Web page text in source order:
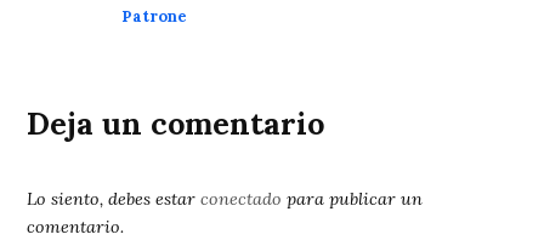
Patrone
Deja un comentario
Lo siento, debes estarconectado para publicar un
comentario.